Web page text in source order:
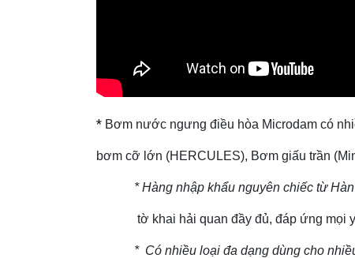
* Bơm nước ngưng điều hòa Microdam có
bơm cỡ lớn (HERCULES), Bơm giấu trần
* Hàng nhập khẩu nguyên chiếc từ
tờ khai hải quan đầy đủ, đáp ứng mọi
* Có nhiều loại đa dạng dùng cho nhiều